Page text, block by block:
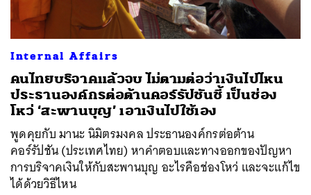
Internal Affairs
คนไทยบริจาคแล้วจบ ไม่ตามต่อว่าเงินไปไหน
ประธานองค์กรต่อต้านคอร์รัปชันชี้ เป็นช่อง
โหว่ ‘สะพานบุญ’ เอาเงินไปใช้เอง
พูดคุยกับ มานะ นิมิตรมงคล ประธานองค์กรต่อต้าน
คอร์รัปชัน (ประเทศไทย) หาคำตอบและทางออกของปัญหา
การบริจาคเงินให้กับสะพานบุญ อะไรคือช่องโหว่ และจะแก้ไข
ได้ด้วยวิธีไหน
ค้นหา
SHARE TWEET LINE EMAIL